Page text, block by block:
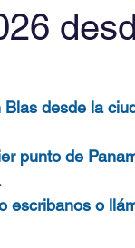
desde la
punto de
escribanos o